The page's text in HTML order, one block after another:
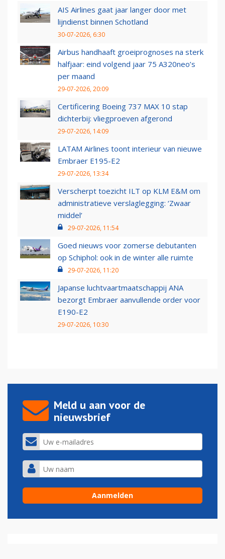
AIS Airlines gaat jaar langer door met
lijndienst binnen Schotland
30-07-2026, 6:30
Airbus handhaaft groeiprognoses na sterk
halfjaar: eind volgend jaar 75 A320neo’s
per maand
29-07-2026, 20:09
Certificering Boeing 737 MAX 10 stap
dichterbij: vliegproeven afgerond
29-07-2026, 14:09
LATAM Airlines toont interieur van nieuwe
Embraer E195-E2
29-07-2026, 13:34
Verscherpt toezicht ILT op KLM E&M om
administratieve verslaglegging: ‘Zwaar
middel’
29-07-2026, 11:54
Goed nieuws voor zomerse debutanten
op Schiphol: ook in de winter alle ruimte
29-07-2026, 11:20
Japanse luchtvaartmaatschappij ANA
bezorgt Embraer aanvullende order voor
E190-E2
29-07-2026, 10:30
Meld u aan voor de
nieuwsbrief